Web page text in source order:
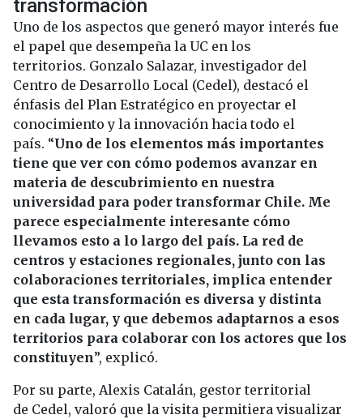
transformación
Uno de los aspectos que generó mayor interés fue
el papel que desempeña la UC en los
territorios. Gonzalo Salazar, investigador del
Centro de Desarrollo Local (Cedel), destacó el
énfasis del Plan Estratégico en proyectar el
conocimiento y la innovación hacia todo el
país. “Uno de los elementos más importantes
tiene que ver con cómo podemos avanzar en
materia de descubrimiento en nuestra
universidad para poder transformar Chile. Me
parece especialmente interesante cómo
llevamos esto a lo largo del país. La red de
centros y estaciones regionales, junto con las
colaboraciones territoriales, implica entender
que esta transformación es diversa y distinta
en cada lugar, y que debemos adaptarnos a esos
territorios para colaborar con los actores que los
constituyen”, explicó.
Por su parte, Alexis Catalán, gestor territorial
de Cedel, valoró que la visita permitiera visualizar